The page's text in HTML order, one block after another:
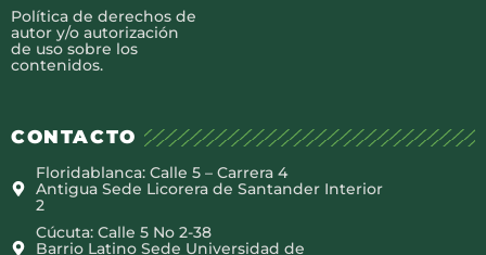
Política de derechos de
autor y/o autorización
de uso sobre los
contenidos.
CONTACTO
Floridablanca: Calle 5 – Carrera 4
Antigua Sede Licorera de Santander Interior
2
Cúcuta: Calle 5 No 2-38
Barrio Latino Sede Universidad de